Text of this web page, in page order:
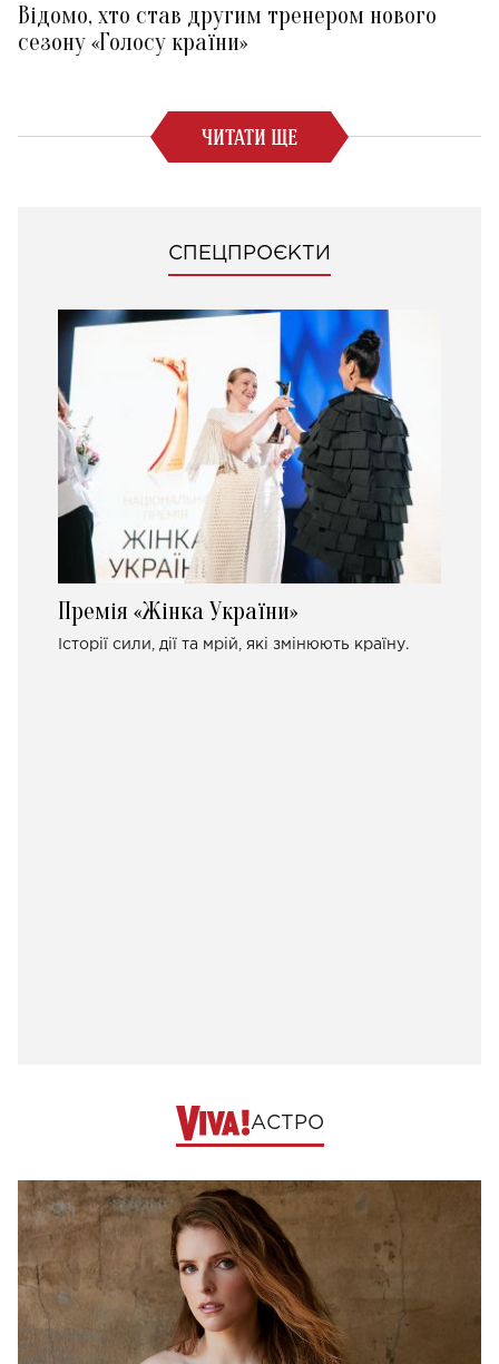
Відомо, хто став другим тренером нового
сезону «Голосу країни»
ЧИТАТИ ЩЕ
СПЕЦПРОЄКТИ
Премія «Жінка України»
Історії сили, дії та мрій, які змінюють країну.
АСТРО